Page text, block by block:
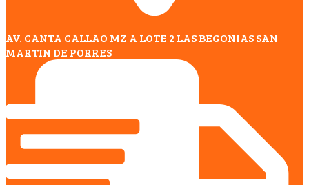
AV. CANTA CALLAO MZ A LOTE 2 LAS BEGONIAS SAN
MARTIN DE PORRES